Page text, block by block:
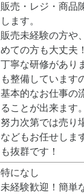
販売・レジ・商品
します。
販売未経験の方や
めての方も大丈夫！
丁寧な研修があり
も整備しています
基本的なお仕事の
ることが出来ます。
努力次第では売り
などもお任せしま
も抜群です！
特になし
未経験歓迎！簡単